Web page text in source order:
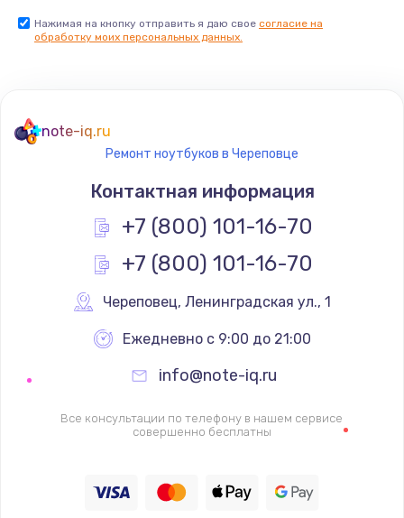
Нажимая на кнопку отправить я даю свое согласие на
обработку моих персональных данных.
note-iq.ru
Ремонт ноутбуков в Череповце
Контактная информация
+7 (800) 101-16-70
+7 (800) 101-16-70
Череповец, Ленинградская ул., 1
Ежедневно с 9:00 до 21:00
info@note-iq.ru
Все консультации по телефону в нашем сервисе
совершенно бесплатны